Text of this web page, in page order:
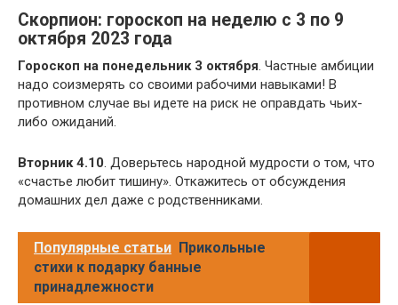
Скорпион: гороскоп на неделю с 3 по 9
октября 2023 года
Гороскоп на понедельник 3 октября. Частные амбиции
надо соизмерять со своими рабочими навыками! В
противном случае вы идете на риск не оправдать чьих-
либо ожиданий.
Вторник 4.10. Доверьтесь народной мудрости о том, что
«счастье любит тишину». Откажитесь от обсуждения
домашних дел даже с родственниками.
Популярные статьи Прикольные
стихи к подарку банные
принадлежности